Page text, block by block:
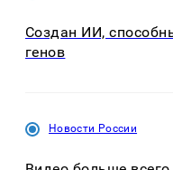
Создан ИИ,
генов
Новости России